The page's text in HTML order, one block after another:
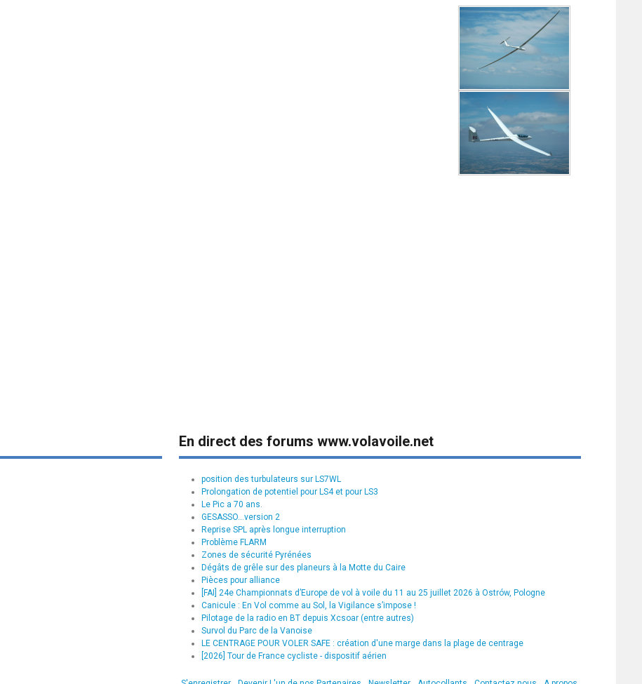
En direct des forums www.volavoile.net
position des turbulateurs sur LS7WL
Prolongation de potentiel pour LS4 et pour LS3
Le Pic a 70 ans.
GESASSO...version 2
Reprise SPL après longue interruption
Problème FLARM
Zones de sécurité Pyrénées
Dégâts de grêle sur des planeurs à la Motte du Caire
Pièces pour alliance
[FAI] 24e Championnats d’Europe de vol à voile du 11 au 25 juillet 2026 à Ostrów, Pologne
Canicule : En Vol comme au Sol, la Vigilance s’impose !
Pilotage de la radio en BT depuis Xcsoar (entre autres)
Survol du Parc de la Vanoise
LE CENTRAGE POUR VOLER SAFE : création d'une marge dans la plage de centrage
[2026] Tour de France cycliste - dispositif aérien